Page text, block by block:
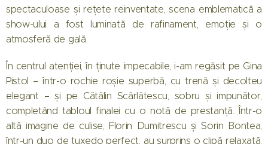
spectaculoase și rețete reinventate, scena emblematică a
show-ului a fost luminată de rafinament, emoție și o
atmosferă de gală.
În centrul atenției, în ținute impecabile, i-am regăsit pe Gina
Pistol – într-o rochie roșie superbă, cu trenă și decolteu
elegant – și pe Cătălin Scărlătescu, sobru și impunător,
completând tabloul finalei cu o notă de prestanță. Într-o
altă imagine de culise, Florin Dumitrescu și Sorin Bontea,
într-un duo de tuxedo perfect, au surprins o clipă relaxată,